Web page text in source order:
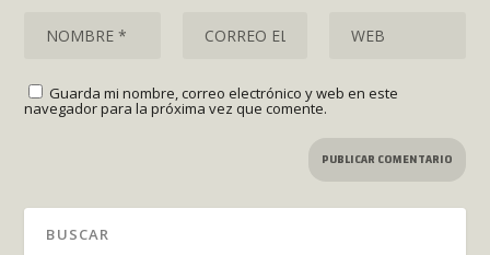
Guarda mi nombre, correo electrónico y web en este
navegador para la próxima vez que comente.